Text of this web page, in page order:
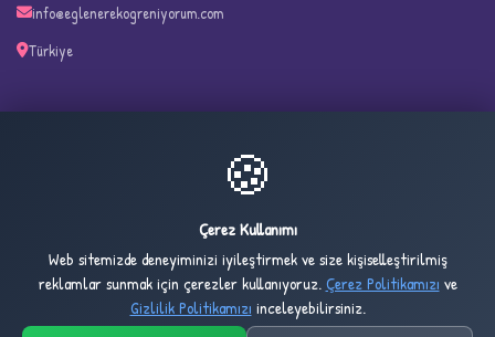
✧
info@eglenerekogreniyorum.com
Türkiye
3,128
DÜN
1,033,656
TOPLAM
🍪
Çerez Kullanımı
Web sitemizde deneyiminizi iyileştirmek ve size kişiselleştirilmiş
reklamlar sunmak için çerezler kullanıyoruz.Çerez Politikamızı ve
Gizlilik Politikamızı inceleyebilirsiniz.